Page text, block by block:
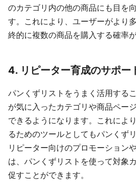
のカテゴリ内の他の商品にも目を
す。これにより、ユーザーがより
終的に複数の商品を購入する確率
4. リピーター育成のサポー
パンくずリストをうまく活用する
が気に入ったカテゴリや商品ペー
できるようになります。これによ
るためのツールとしてもパンくず
リピーター向けのプロモーション
は、パンくずリストを使って対象
促すことができます。